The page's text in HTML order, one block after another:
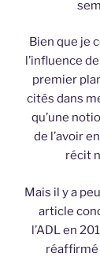
Bien que je
l’influence
premier
cités dans
qu’une
de l’avoir
récit
Mais il y a
article
l’ADL en
réaffirmé